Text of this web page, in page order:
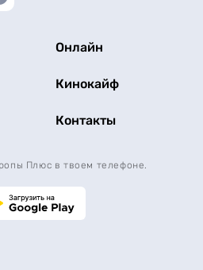
Онлайн
Кинокайф
Контакты
Плюс в твоем телефоне.